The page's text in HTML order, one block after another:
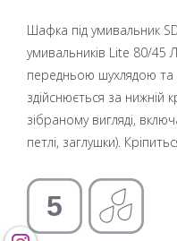
Шафка під умивальник
умивальників Lite 80/
передньою шухлядою та
здійснюється за нижній
зібраному вигляді,
петлі, заглушки).